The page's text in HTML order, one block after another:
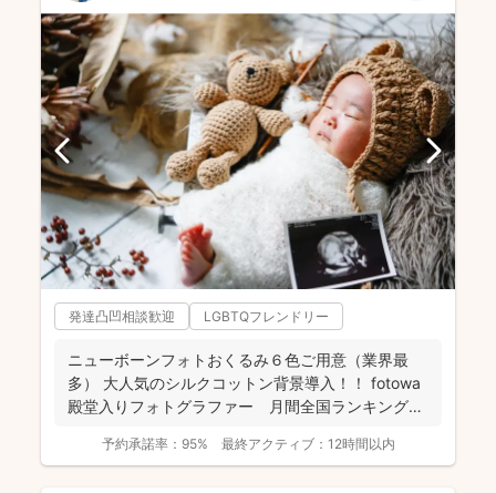
発達凸凹相談歓迎 LGBTQフレンドリー
ニューボーンフォトおくるみ６色ご用意（業界最
多） 大人気のシルクコットン背景導入！！ fotowa
殿堂入りフォトグラファー 月間全国ランキング１
予約承諾率： 95% 最終アクティブ： 12時間以内